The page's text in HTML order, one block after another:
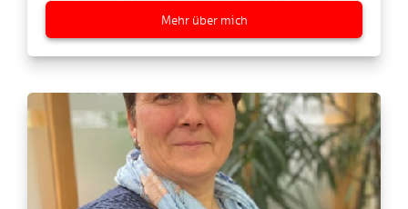
Mehr über mich